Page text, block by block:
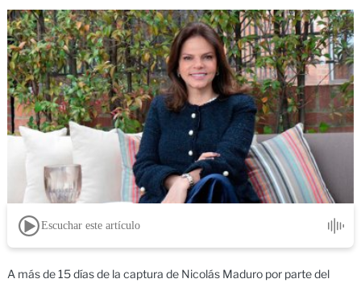
Escuchar este artículo
A más de 15 días de la captura de Nicolás Maduro por parte del